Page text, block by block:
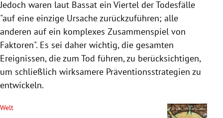
Jedoch waren laut Bassat ein Viertel der Todesfälle
"auf eine einzige Ursache zurückzuführen; alle
anderen auf ein komplexes Zusammenspiel von
Faktoren". Es sei daher wichtig, die gesamten
Ereignissen, die zum Tod führen, zu berücksichtigen,
um schließlich wirksamere Präventionsstrategien zu
entwickeln.
Welt